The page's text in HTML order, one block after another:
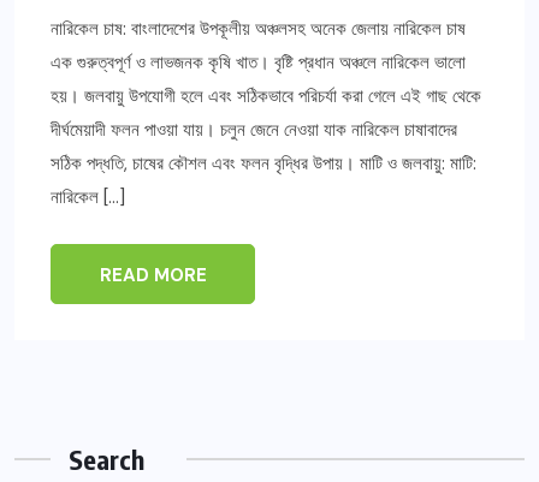
নারিকেল চাষ: বাংলাদেশের উপকূলীয় অঞ্চলসহ অনেক জেলায় নারিকেল চাষ
এক গুরুত্বপূর্ণ ও লাভজনক কৃষি খাত। বৃষ্টি প্রধান অঞ্চলে নারিকেল ভালো
হয়। জলবায়ু উপযোগী হলে এবং সঠিকভাবে পরিচর্যা করা গেলে এই গাছ থেকে
দীর্ঘমেয়াদী ফলন পাওয়া যায়। চলুন জেনে নেওয়া যাক নারিকেল চাষাবাদের
সঠিক পদ্ধতি, চাষের কৌশল এবং ফলন বৃদ্ধির উপায়। মাটি ও জলবায়ু: মাটি:
নারিকেল […]
READ MORE
Search